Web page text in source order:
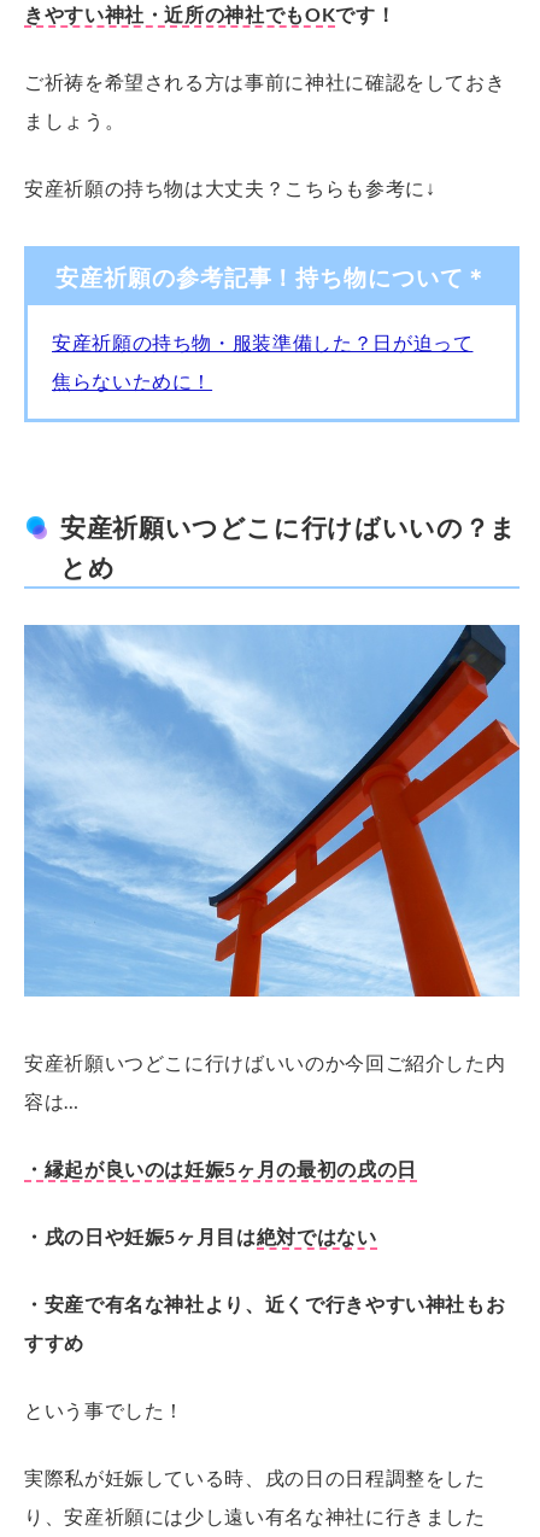
きやすい神社・近所の神社でもOKです！
ご祈祷を希望される方は事前に神社に確認をしておき
ましょう。
安産祈願の持ち物は大丈夫？こちらも参考に↓
安産祈願の参考記事！持ち物について＊
安産祈願の持ち物・服装準備した？日が迫って
焦らないために！
安産祈願いつどこに行けばいいの？ま
とめ
安産祈願いつどこに行けばいいのか今回ご紹介した内
容は…
・縁起が良いのは妊娠5ヶ月の最初の戌の日
・戌の日や妊娠5ヶ月目は絶対ではない
・安産で有名な神社より、近くで行きやすい神社もお
すすめ
という事でした！
実際私が妊娠している時、戌の日の日程調整をした
り、安産祈願には少し遠い有名な神社に行きました